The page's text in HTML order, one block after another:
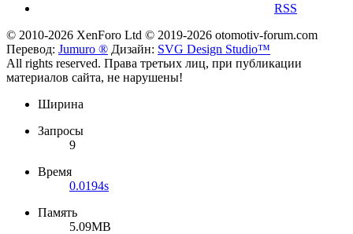
RSS
© 2010-2026 XenForo Ltd © 2019-2026 otomotiv-forum.com
Перевод: Jumuro ® Дизайн: SVG Design Studio™
All rights reserved. Права третьих лиц, при публикации
материалов сайта, не нарушены!
Ширина
Запросы
9
Время
0.0194s
Память
5.09MB